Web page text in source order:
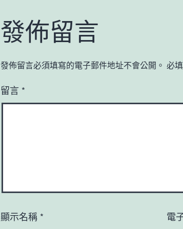
發佈留言
發佈留言必須填寫的電子郵件地址不會公開。 必
留言 *
顯示名稱 * 電